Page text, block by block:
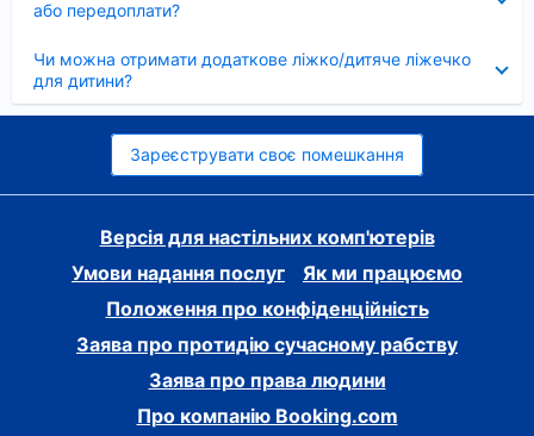
або передоплати?
Чи можна отримати додаткове ліжко/дитяче ліжечко
для дитини?
Зареєструвати своє помешкання
Версія для настільних комп'ютерів
Умови надання послуг
Як ми працюємо
Положення про конфіденційність
Заява про протидію сучасному рабству
Заява про права людини
Про компанію Booking.com